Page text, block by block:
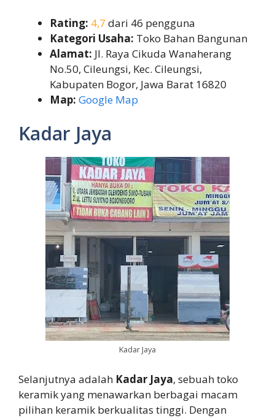
Rating: 4,7 dari 46 pengguna
Kategori Usaha: Toko Bahan Bangunan
Alamat: Jl. Raya Cikuda Wanaherang
No.50, Cileungsi, Kec. Cileungsi,
Kabupaten Bogor, Jawa Barat 16820
Map: Google Map
Kadar Jaya
Kadar Jaya
Selanjutnya adalah Kadar Jaya, sebuah toko
keramik yang menawarkan berbagai macam
pilihan keramik berkualitas tinggi. Dengan